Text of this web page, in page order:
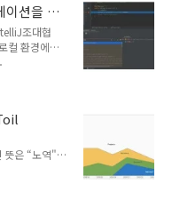
서울시내에
고 하는데,
옵션등에
신러닝에서
로 데이터를
단계로 이루
같이 명명한
이션을 위
조대협
환경에서
지만, 만약
경이 필요한
올려서 테
발을 조금 더
패키징해
기 때문에 복
스 기반의
. 코드 작성이
은 “노역"이
자면 운영
대한 정의
없는 작업